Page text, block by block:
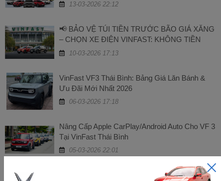
13-03-2026 22:12
📢 BẢO VỆ TÚI TIỀN TRƯỚC BÃO GIÁ XĂNG
– CHỌN XE ĐIỆN VINFAST: KHÔNG TIỀN
XĂNG, TĂNG GIÁ TRỊ!
10-03-2026 17:13
VinFast VF3 Thái Bình: Bảng Giá Lăn Bánh &
Ưu Đãi Mới Nhất 2026
06-03-2026 17:18
Nâng Cấp Apple CarPlay/Android Auto Cho VF 3
Tại VinFast Thái Bình
05-03-2026 22:01
VinFast Thái Bình Giới Thiệu 3 Dòng Thương